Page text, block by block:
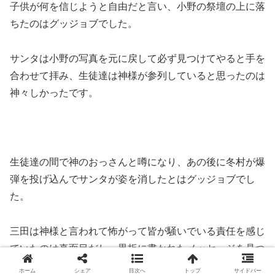
子供が何を信じようと自由だと言い、小野の祭壇の上に落
ちたのはグッジョブでした。
サンタは小野の写真を元に戻して必ず見つけてやると手を
合わせて拝み、生徒達は神様が参列していると思ったのは
神々しかったです。
生徒達の間で神のおっさんと噂になり、あの後に冬村が爆
弾を投げ込んでサンタが姿を消したとはグッジョブでし
た。
三田は神様と言われて怖がって皆が騒いでいる責任を感じ
ていたのは真面目だし、黒板に書かれたメッセージを見つ
めていたのは心配になりました。
ホーム シェア 目次へ トップ サイドバー